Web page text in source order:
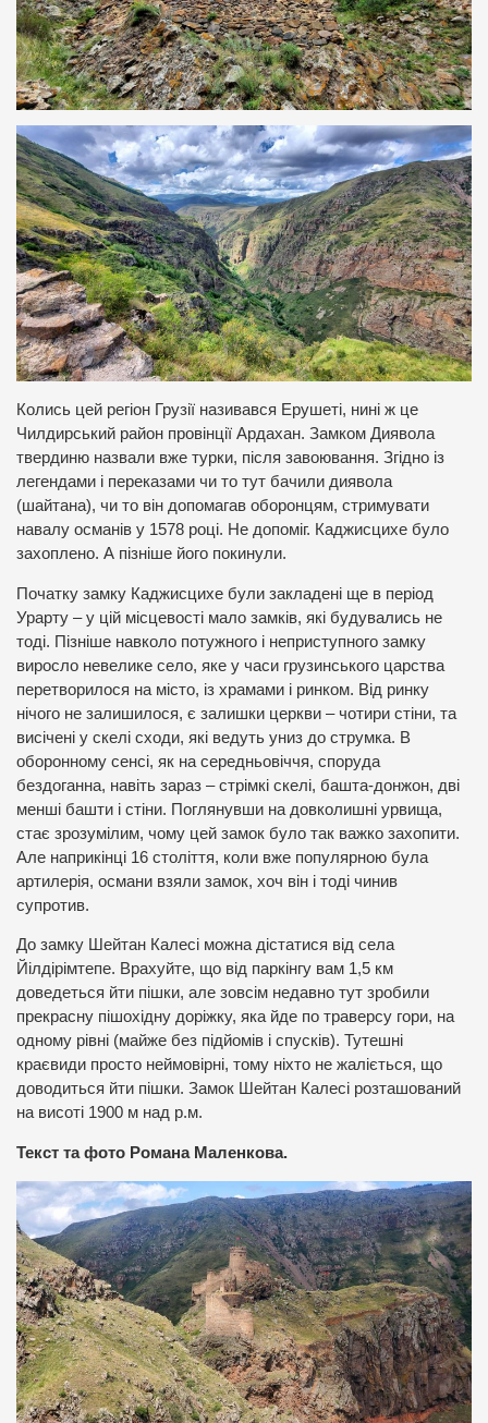
Колись цей регіон Грузії називався Ерушеті, нині ж це
Чилдирський район провінції Ардахан. Замком Диявола
твердиню назвали вже турки, після завоювання. Згідно із
легендами і переказами чи то тут бачили диявола
(шайтана), чи то він допомагав оборонцям, стримувати
навалу османів у 1578 році. Не допоміг. Каджисцихе було
захоплено. А пізніше його покинули.
Початку замку Каджисцихе були закладені ще в період
Урарту – у цій місцевості мало замків, які будувались не
тоді. Пізніше навколо потужного і неприступного замку
виросло невелике село, яке у часи грузинського царства
перетворилося на місто, із храмами і ринком. Від ринку
нічого не залишилося, є залишки церкви – чотири стіни, та
висічені у скелі сходи, які ведуть униз до струмка. В
оборонному сенсі, як на середньовіччя, споруда
бездоганна, навіть зараз – стрімкі скелі, башта-донжон, дві
менші башти і стіни. Поглянувши на довколишні урвища,
стає зрозумілим, чому цей замок було так важко захопити.
Але наприкінці 16 століття, коли вже популярною була
артилерія, османи взяли замок, хоч він і тоді чинив
супротив.
До замку Шейтан Калесі можна дістатися від села
Йілдірімтепе. Врахуйте, що від паркінгу вам 1,5 км
доведеться йти пішки, але зовсім недавно тут зробили
прекрасну пішохідну доріжку, яка йде по траверсу гори, на
одному рівні (майже без підйомів і спусків). Тутешні
краєвиди просто неймовірні, тому ніхто не жаліється, що
доводиться йти пішки. Замок Шейтан Калесі розташований
на висоті 1900 м над р.м.
Текст та фото Романа Маленкова.